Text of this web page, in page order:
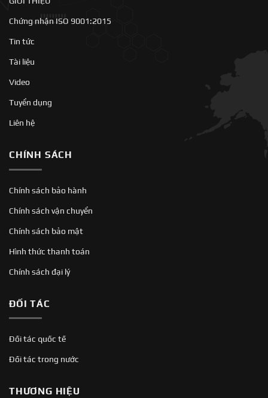
Chứng nhận ISO 9001:2015
Tin tức
Tài liệu
Video
Tuyển dụng
Liên hệ
CHÍNH SÁCH
Chính sách bảo hành
Chính sách vận chuyển
Chính sách bảo mật
Hình thức thanh toán
Chính sách đại lý
ĐỐI TÁC
Đối tác quốc tế
Đối tác trong nước
THƯƠNG HIỆU